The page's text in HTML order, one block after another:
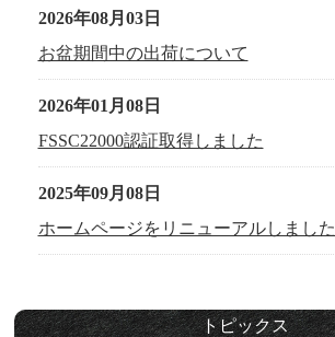
2026年08月03日
お盆期間中の出荷について
2026年01月08日
FSSC22000認証取得しました
2025年09月08日
ホームページをリニューアルしました
トピックス